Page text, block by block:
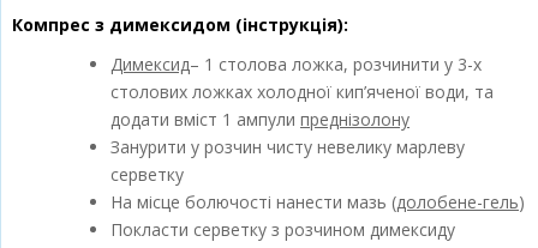
Компрес з димексидом (інструкція):
Димексид– 1 столова ложка, розчинити у 3-х
столових ложках холодної кип’яченої води, та
додати вміст 1 ампули преднізолону
Занурити у розчин чисту невелику марлеву
серветку
На місце болючості нанести мазь (долобене-гель)
Покласти серветку з розчином димексиду